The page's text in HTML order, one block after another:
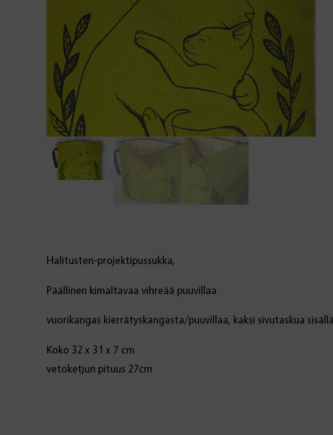
Halitusten-projektipussukka,
Päällinen kimaltavaa vihreää puuvillaa
vuorikangas kierrätyskangasta/puuvillaa, kaksi sivutaskua sisällä
Koko 32 x 31 x 7 cm
vetoketjun pituus 27cm